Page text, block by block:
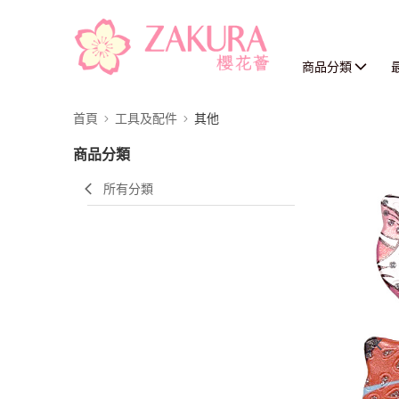
商品分類
首頁 工具及配件 其他
商品分類
所有分類